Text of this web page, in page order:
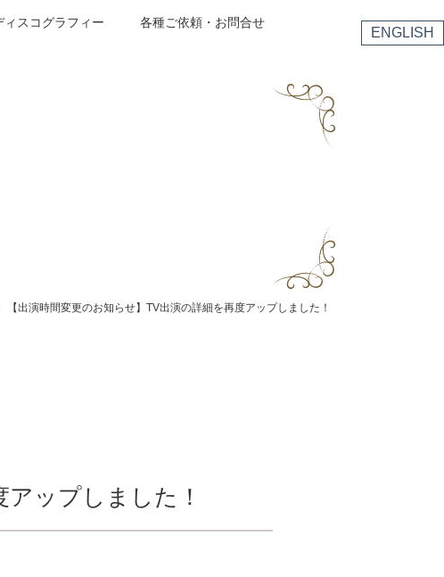
ィスコグラフィー 各種ご依頼・お問合せ
ENGLISH
【出演時間変更のお知らせ】TV出演の詳細を再度アップしました！
アップしました！